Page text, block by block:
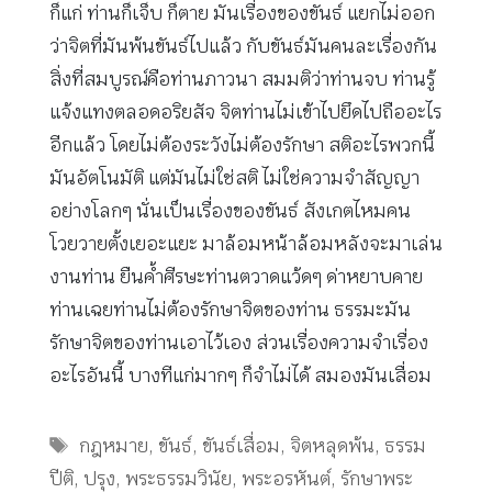
ก็แก่ ท่านก็เจ็บ ก็ตาย มันเรื่องของขันธ์ แยกไม่ออก
ว่าจิตที่มันพ้นขันธ์ไปแล้ว กับขันธ์มันคนละเรื่องกัน
สิ่งที่สมบูรณ์คือท่านภาวนา สมมติว่าท่านจบ ท่านรู้
แจ้งแทงตลอดอริยสัจ จิตท่านไม่เข้าไปยึดไปถืออะไร
อีกแล้ว โดยไม่ต้องระวังไม่ต้องรักษา สติอะไรพวกนี้
มันอัตโนมัติ แต่มันไม่ใช่สติ ไม่ใช่ความจำสัญญา
อย่างโลกๆ นั่นเป็นเรื่องของขันธ์ สังเกตไหมคน
โวยวายตั้งเยอะแยะ มาล้อมหน้าล้อมหลังจะมาเล่น
งานท่าน ยืนค้ำศีรษะท่านตวาดแว้ดๆ ด่าหยาบคาย
ท่านเฉยท่านไม่ต้องรักษาจิตของท่าน ธรรมะมัน
รักษาจิตของท่านเอาไว้เอง ส่วนเรื่องความจำเรื่อง
อะไรอันนี้ บางทีแก่มากๆ ก็จำไม่ได้ สมองมันเสื่อม
Tags
กฎหมาย, ขันธ์, ขันธ์เสื่อม, จิตหลุดพ้น, ธรรม
ปีติ, ปรุง, พระธรรมวินัย, พระอรหันต์, รักษาพระ